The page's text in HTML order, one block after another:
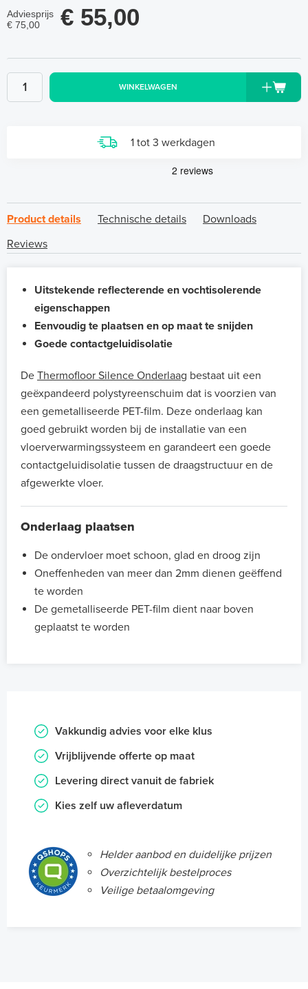
Adviesprijs
€ 75,00
€ 55,00
WINKELWAGEN
1 tot 3 werkdagen
Product details Technische details
Downloads
Reviews
Uitstekende reflecterende en vochtisolerende
eigenschappen
Eenvoudig te plaatsen en op maat te snijden
Goede contactgeluidisolatie
De Thermofloor Silence Onderlaag bestaat uit een
geëxpandeerd polystyreenschuim dat is voorzien van
een gemetalliseerde PET-film. Deze onderlaag kan
goed gebruikt worden bij de installatie van een
vloerverwarmingssysteem en garandeert een goede
contactgeluidisolatie tussen de draagstructuur en de
afgewerkte vloer.
Onderlaag plaatsen
De ondervloer moet schoon, glad en droog zijn
Oneffenheden van meer dan 2mm dienen geëffend
te worden
De gemetalliseerde PET-film dient naar boven
geplaatst te worden
Vakkundig advies voor elke klus
Vrijblijvende offerte op maat
Levering direct vanuit de fabriek
Kies zelf uw afleverdatum
Helder aanbod en duidelijke prijzen
Overzichtelijk bestelproces
Veilige betaalomgeving